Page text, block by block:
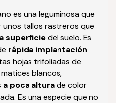
es una leguminosa que
tallos rastreros que
superficiedel suelo. Es
rápida implantación
hojas trifoliadas de
blancos,
a poca alturade color
Es una especie que no